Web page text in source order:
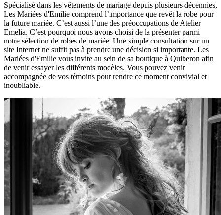
Spécialisé dans les vêtements de mariage depuis plusieurs décennies,
Les Mariées d'Emilie comprend l’importance que revêt la robe pour
la future mariée. C’est aussi l’une des préoccupations de Atelier
Emelia. C’est pourquoi nous avons choisi de la présenter parmi
notre sélection de robes de mariée. Une simple consultation sur un
site Internet ne suffit pas à prendre une décision si importante. Les
Mariées d'Emilie vous invite au sein de sa boutique à Quiberon afin
de venir essayer les différents modèles. Vous pouvez venir
accompagnée de vos témoins pour rendre ce moment convivial et
inoubliable.